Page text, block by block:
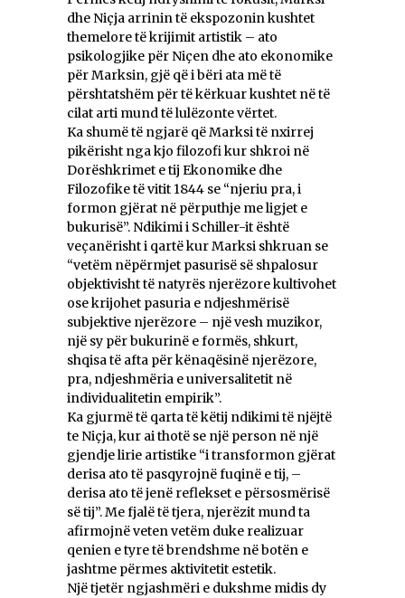
dhe Niçja arrinin të ekspozonin kushtet
themelore të krijimit artistik – ato
psikologjike për Niçen dhe ato ekonomike
për Marksin, gjë që i bëri ata më të
përshtatshëm për të kërkuar kushtet në të
cilat arti mund të lulëzonte vërtet.
Ka shumë të ngjarë që Marksi të nxirrej
pikërisht nga kjo filozofi kur shkroi në
Dorëshkrimet e tij Ekonomike dhe
Filozofike të vitit 1844 se “njeriu pra, i
formon gjërat në përputhje me ligjet e
bukurisë”. Ndikimi i Schiller-it është
veçanërisht i qartë kur Marksi shkruan se
“vetëm nëpërmjet pasurisë së shpalosur
objektivisht të natyrës njerëzore kultivohet
ose krijohet pasuria e ndjeshmërisë
subjektive njerëzore – një vesh muzikor,
një sy për bukurinë e formës, shkurt,
shqisa të afta për kënaqësinë njerëzore,
pra, ndjeshmëria e universalitetit në
individualitetin empirik”.
Ka gjurmë të qarta të këtij ndikimi të njëjtë
te Niçja, kur ai thotë se një person në një
gjendje lirie artistike “i transformon gjërat
derisa ato të pasqyrojnë fuqinë e tij, –
derisa ato të jenë reflekset e përsosmërisë
së tij”. Me fjalë të tjera, njerëzit mund ta
afirmojnë veten vetëm duke realizuar
qenien e tyre të brendshme në botën e
jashtme përmes aktivitetit estetik.
Një tjetër ngjashmëri e dukshme midis dy